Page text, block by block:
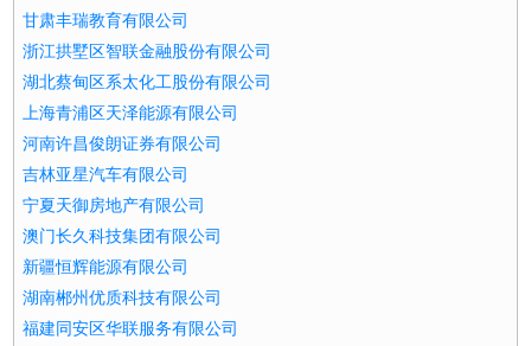
甘肃丰瑞教育有限公司
浙江拱墅区智联金融股份有限公司
湖北蔡甸区系太化工股份有限公司
上海青浦区天泽能源有限公司
河南许昌俊朗证券有限公司
吉林亚星汽车有限公司
宁夏天御房地产有限公司
澳门长久科技集团有限公司
新疆恒辉能源有限公司
湖南郴州优质科技有限公司
福建同安区华联服务有限公司